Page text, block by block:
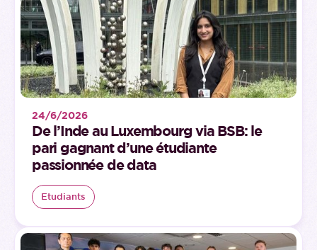
24/6/2026
De l’Inde au Luxembourg via BSB: le
pari gagnant d’une étudiante
passionnée de data
Etudiants